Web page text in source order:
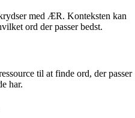
med ÆR. Konteksten kan
ord der passer bedst.
til at finde ord, der passer
har.